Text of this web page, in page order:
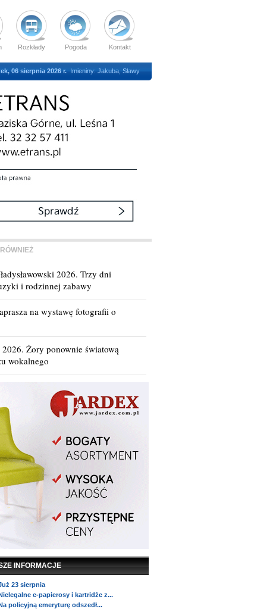
Rozkłady Pogoda Kontakt
06 sierpnia 2026 r. Imieniny: Jakuba, Sławy
2026. Trzy dni
i rodzinnej zabawy
na wystawę fotografii o
Żory ponownie światową
wokalnego
INFORMACJE
23 sierpnia
e-papierosy i kartridże z...
policyjną emeryturę odszedł...